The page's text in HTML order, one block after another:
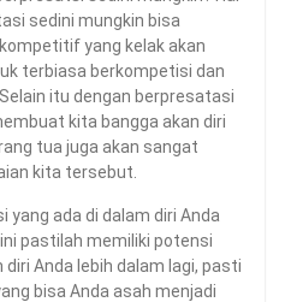
sedini mungkin bisa
yang kelak akan
terbiasa berkompetisi dan
itu dengan berpresatasi
kita bangga akan diri
tua juga akan sangat
kita tersebut.
ada di dalam diri Anda
pastilah memiliki potensi
Anda lebih dalam lagi, pasti
bisa Anda asah menjadi